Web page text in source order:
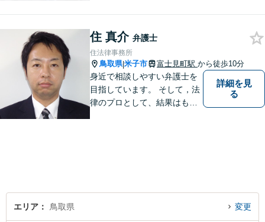
ている方も、お気軽にご相談
ください！【駐車場有】
住 真介 弁護士
住法律事務所
鳥取県|米子市 富士見町駅 から徒歩10分
身近で相談しやすい弁護士を
目指しています。 そして，法
律のプロとして、結果はもち
詳細を見
る
エリア 鳥取県 変更